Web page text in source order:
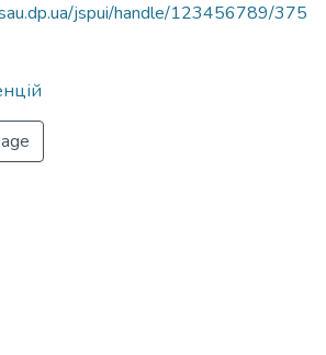
jspui/handle/123456789/375